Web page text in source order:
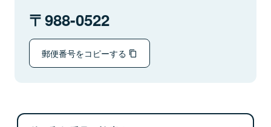
988-0522
郵便番号をコピーする